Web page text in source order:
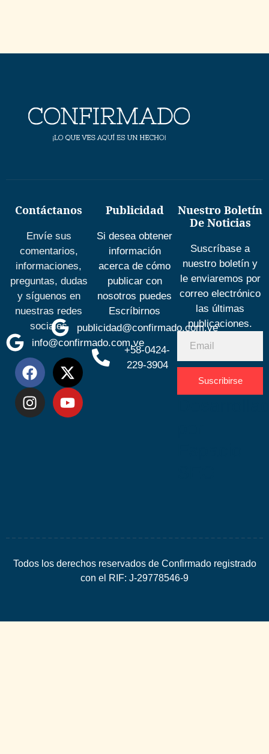
Contáctanos
Envíe sus
comentarios,
informaciones,
preguntas, dudas
y síguenos en
nuestras redes
sociales
info@confirmado.com.ve
Publicidad
Si desea obtener
información
acerca de cómo
publicar con
nosotros puedes
Escríbirnos
publicidad@confirmado.com.ve
+58-0424-
229-3904
Nuestro Boletín
De Noticias
Suscríbase a
nuestro boletín y
le enviaremos por
correo electrónico
las últimas
publicaciones.
Suscribirse
Todos los derechos reservados de Confirmado registrado
con el RIF: J-29778546-9